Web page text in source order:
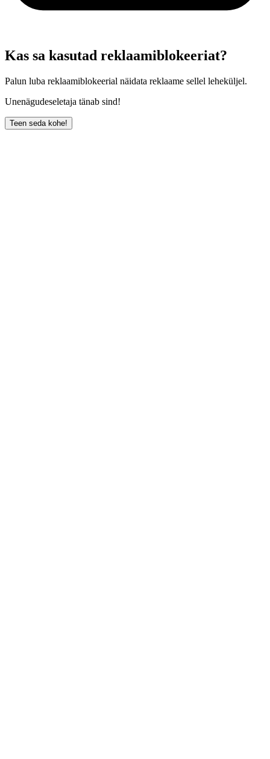
Kas sa kasutad reklaamiblokeeriat?
Palun luba reklaamiblokeerial näidata reklaame sellel leheküljel.
Unenägudeseletaja tänab sind!
Teen seda kohe!